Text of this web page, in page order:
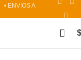
• ENVÍOS A
$